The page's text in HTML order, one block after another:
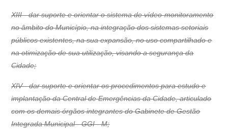
XIII - dar suporte e orientar o sistema de vídeo-monitoramento
no âmbito do Município, na integração dos sistemas setoriais
públicos existentes, na sua expansão, no uso compartilhado e
na otimização de sua utilização, visando a segurança da
Cidade;
XIV - dar suporte e orientar os procedimentos para estudo e
implantação da Central de Emergências da Cidade, articulado
com os demais órgãos integrantes do Gabinete de Gestão
Integrada Municipal - GGI - M;